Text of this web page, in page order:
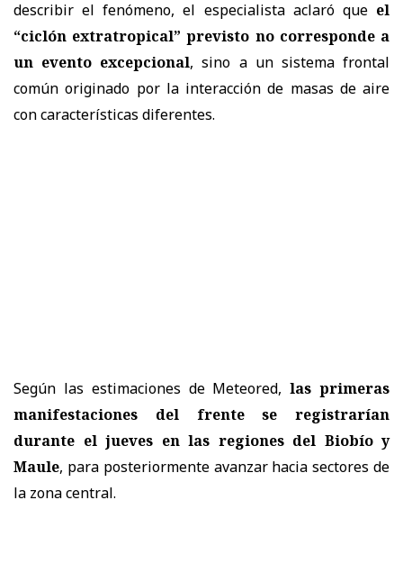
describir el fenómeno, el especialista aclaró que el
“ciclón extratropical” previsto no corresponde a
un evento excepcional, sino a un sistema frontal
común originado por la interacción de masas de aire
con características diferentes.
Según las estimaciones de Meteored,las primeras
manifestaciones del frente se registrarían
durante el jueves en las regiones del Biobío y
Maule, para posteriormente avanzar hacia sectores de
la zona central.